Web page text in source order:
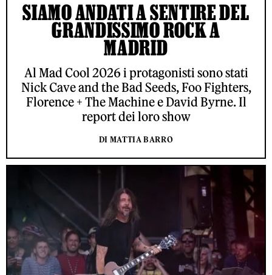
SIAMO ANDATI A SENTIRE DEL
GRANDISSIMO ROCK A
MADRID
Al Mad Cool 2026 i protagonisti sono stati
Nick Cave and the Bad Seeds, Foo Fighters,
Florence + The Machine e David Byrne. Il
report dei loro show
DI MATTIA BARRO